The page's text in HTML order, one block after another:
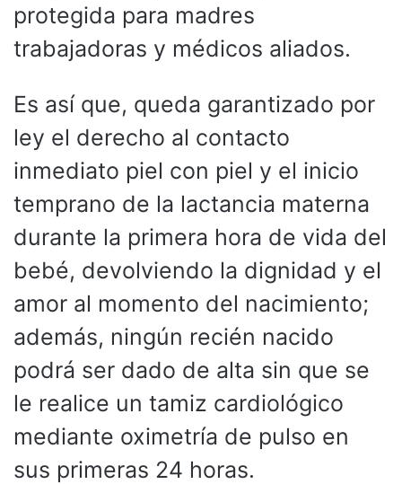
protegida para madres
trabajadoras y médicos aliados.
Es así que, queda garantizado por
ley el derecho al contacto
inmediato piel con piel y el inicio
temprano de la lactancia materna
durante la primera hora de vida del
bebé, devolviendo la dignidad y el
amor al momento del nacimiento;
además, ningún recién nacido
podrá ser dado de alta sin que se
le realice un tamiz cardiológico
mediante oximetría de pulso en
sus primeras 24 horas.